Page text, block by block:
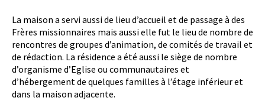
La maison a servi aussi de lieu d’accueil et de passage à des
Frères missionnaires mais aussi elle fut le lieu de nombre de
rencontres de groupes d’animation, de comités de travail et
de rédaction. La résidence a été aussi le siège de nombre
d’organisme d’Eglise ou communautaires et
d’hébergement de quelques familles à l’étage inférieur et
dans la maison adjacente.